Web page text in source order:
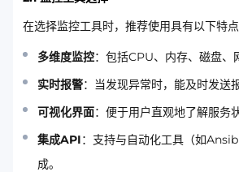
在选择监控工具时，推荐使用具有以下特点
多维度监控：包括CPU、内存、磁盘、
实时报警：当发现异常时，能及时发送
可视化界面：便于用户直观地了解服务状
集成API：支持与自动化工具（如
成。